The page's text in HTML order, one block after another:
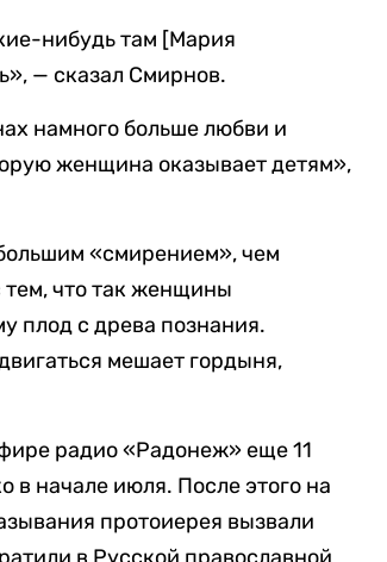
нибудь там [Мария
— сказал Смирнов.
намного больше любви и
женщина оказывает детям»,
«смирением», чем
тем, что так женщины
плод с древа познания.
мешает гордыня,
радио «Радонеж» еще 11
в начале июля. После этого на
протоиерея вызвали